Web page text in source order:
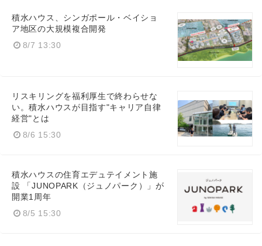
積水ハウス、シンガポール・ベイショ
ア地区の大規模複合開発
8/7 13:30
リスキリングを福利厚生で終わらせな
い。積水ハウスが目指す"キャリア自律
経営"とは
8/6 15:30
積水ハウスの住育エデュテイメント施
設 「JUNOPARK（ジュノパーク）」が
開業1周年
8/5 15:30